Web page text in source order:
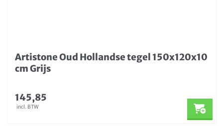
Artistone Oud Hollandse tegel 150x120x10
cm Grijs
145,85
incl. BTW